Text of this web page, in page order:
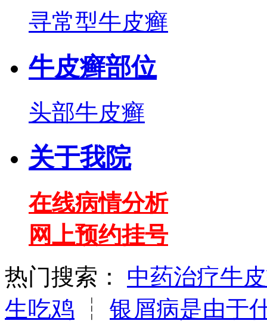
寻常型牛皮癣
牛皮癣部位
头部牛皮癣
关于我院
在线病情分析
网上预约挂号
热门搜索：
中药治疗牛
生吃鸡 ┆ 银屑病是由于